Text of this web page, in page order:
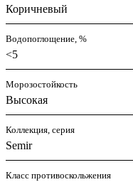
Коричневый
Водопоглощение, %
<5
Морозостойкость
Высокая
Коллекция, серия
Semir
Класс противоскольжения